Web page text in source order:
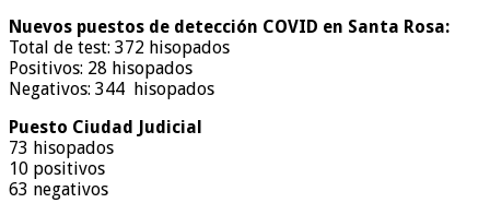
Nuevos puestos de detección COVID en Santa Rosa:
Total de test: 372 hisopados
Positivos: 28 hisopados
Negativos: 344 hisopados
Puesto Ciudad Judicial
73 hisopados
10 positivos
63 negativos